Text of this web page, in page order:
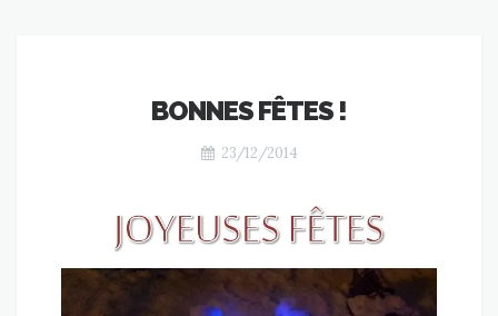
BONNES FÊTES !
23/12/2014